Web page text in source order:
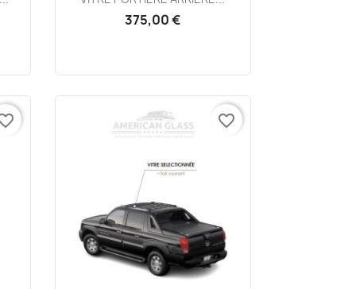
375,00 €
favorite_border